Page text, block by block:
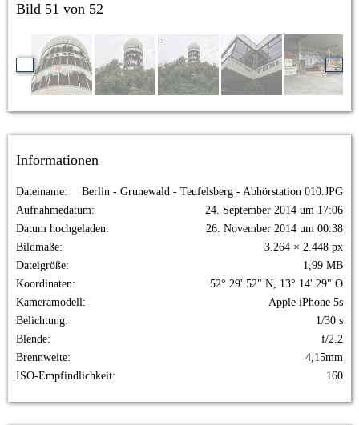
Bild 51 von 52
Informationen
Dateiname
Berlin - Grunewald - Teufelsberg - Abhörstation 010.JPG
Aufnahmedatum
24. September 2014 um 17:06
Datum hochgeladen
26. November 2014 um 00:38
Bildmaße
3.264 × 2.448 px
Dateigröße
1,99 MB
Koordinaten
52° 29' 52" N, 13° 14' 29" O
Kameramodell
Apple iPhone 5s
Belichtung
1/30 s
Blende
f/2.2
Brennweite
4,15mm
ISO-Empfindlichkeit
160